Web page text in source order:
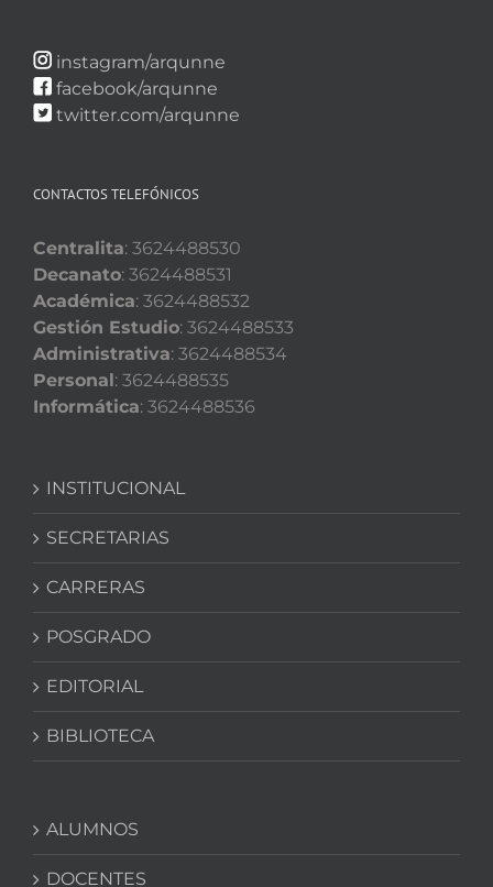
instagram/arqunne
facebook/arqunne
twitter.com/arqunne
CONTACTOS TELEFÓNICOS
Centralita: 3624488530
Decanato: 3624488531
Académica: 3624488532
Gestión Estudio: 3624488533
Administrativa: 3624488534
Personal: 3624488535
Informática: 3624488536
INSTITUCIONAL
SECRETARIAS
CARRERAS
POSGRADO
EDITORIAL
BIBLIOTECA
ALUMNOS
DOCENTES